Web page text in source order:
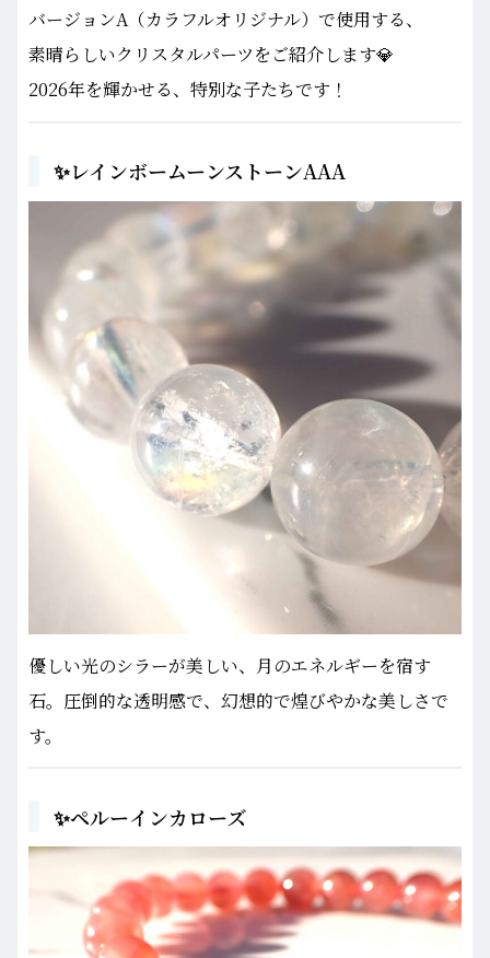
バージョンA（カラフルオリジナル）で使用する、
素晴らしいクリスタルパーツをご紹介します💎
2026年を輝かせる、特別な子たちです！
✨レインボームーンストーンAAA
優しい光のシラーが美しい、月のエネルギーを宿す
石。圧倒的な透明感で、幻想的で煌びやかな美しさで
す。
✨ペルーインカローズ